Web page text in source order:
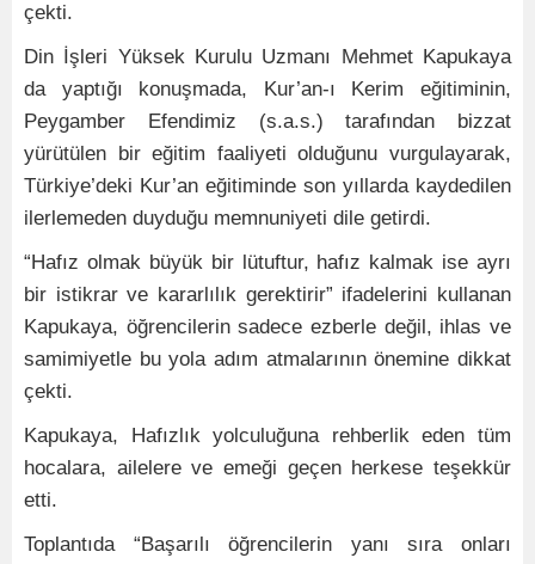
çekti.
Din İşleri Yüksek Kurulu Uzmanı Mehmet Kapukaya
da yaptığı konuşmada, Kur’an-ı Kerim eğitiminin,
Peygamber Efendimiz (s.a.s.) tarafından bizzat
yürütülen bir eğitim faaliyeti olduğunu vurgulayarak,
Türkiye’deki Kur’an eğitiminde son yıllarda kaydedilen
ilerlemeden duyduğu memnuniyeti dile getirdi.
“Hafız olmak büyük bir lütuftur, hafız kalmak ise ayrı
bir istikrar ve kararlılık gerektirir” ifadelerini kullanan
Kapukaya, öğrencilerin sadece ezberle değil, ihlas ve
samimiyetle bu yola adım atmalarının önemine dikkat
çekti.
Kapukaya, Hafızlık yolculuğuna rehberlik eden tüm
hocalara, ailelere ve emeği geçen herkese teşekkür
etti.
Toplantıda “Başarılı öğrencilerin yanı sıra onları